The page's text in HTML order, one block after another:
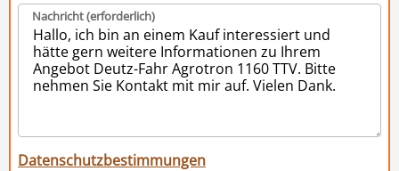
Nachricht (erforderlich)
Datenschutzbestimmungen